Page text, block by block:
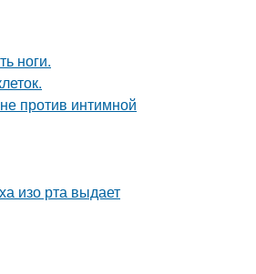
ноги.
против интимной
изо рта выдает